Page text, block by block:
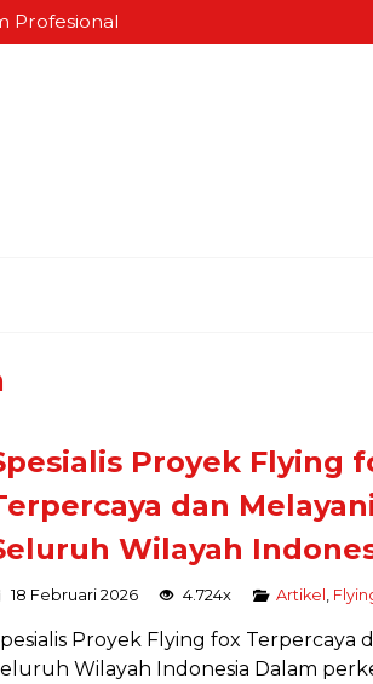
Profesional
Proyek Flying
dan
Wilayah
18 Februari 2026 4.724x Artikel
Proyek Flying fox Terpercaya
Wilayah Indonesia Dalam